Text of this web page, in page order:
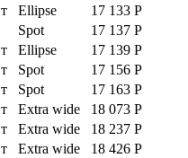
Ellipse 17 133 Р
Spot 17 137 Р
Ellipse 17 139 Р
Spot 17 156 Р
Spot 17 163 Р
Extra wide 18 073 Р
Extra wide 18 237 Р
Extra wide 18 426 Р